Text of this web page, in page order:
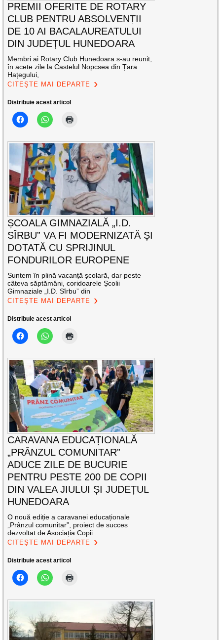
PREMII OFERITE DE ROTARY
CLUB PENTRU ABSOLVENȚII
DE 10 AI BACALAUREATULUI
DIN JUDEȚUL HUNEDOARA
Membri ai Rotary Club Hunedoara s-au reunit,
în acete zile la Castelul Nopcsea din Țara
Hațegului,
CITEȘTE MAI DEPARTE
Distribuie acest articol
ȘCOALA GIMNAZIALĂ „I.D.
SÎRBU” VA FI MODERNIZATĂ ȘI
DOTATĂ CU SPRIJINUL
FONDURILOR EUROPENE
Suntem în plină vacanță școlară, dar peste
câteva săptămâni, coridoarele Școlii
Gimnaziale „I.D. Sîrbu” din
CITEȘTE MAI DEPARTE
Distribuie acest articol
CARAVANA EDUCAȚIONALĂ
„PRÂNZUL COMUNITAR”
ADUCE ZILE DE BUCURIE
PENTRU PESTE 200 DE COPII
DIN VALEA JIULUI ȘI JUDEȚUL
HUNEDOARA
O nouă ediție a caravanei educaționale
„Prânzul comunitar”, proiect de succes
dezvoltat de Asociația Copii
CITEȘTE MAI DEPARTE
Distribuie acest articol